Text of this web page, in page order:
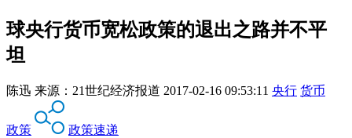
球央行货币宽松政策的退出之路并不平
坦
陈迅 来源： 21世纪经济报道 2017-02-16 09:53:11 央行 货币
政策
政策速递